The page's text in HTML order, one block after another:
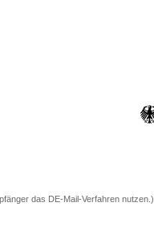
das DE-Mail-Verfahren nutzen.)